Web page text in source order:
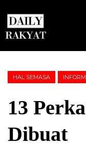
HAL SEMASA
13
Dibuat